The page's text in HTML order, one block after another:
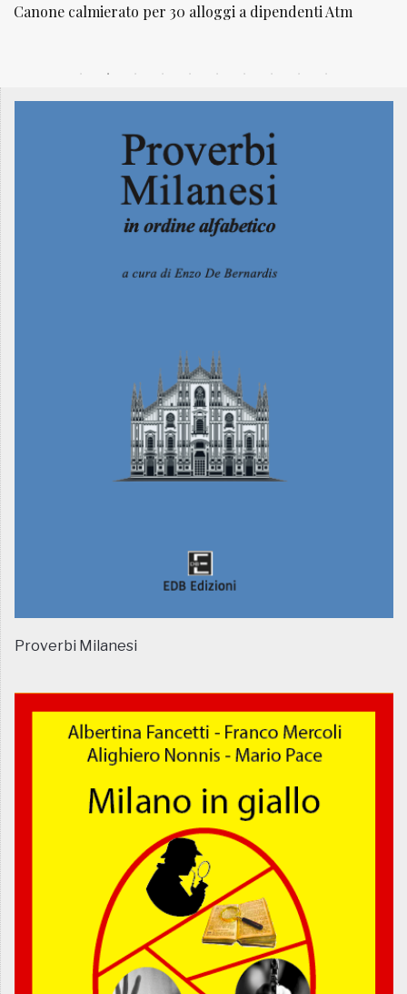
Canone calmierato per 30 alloggi a dipendenti Atm
Proverbi Milanesi